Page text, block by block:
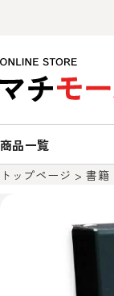
商品一覧
トップページ 書籍